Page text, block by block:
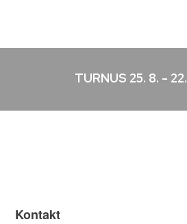
TURNUS 25. 8. -
Kontakt